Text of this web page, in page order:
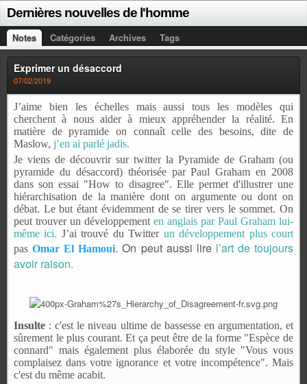
Dernières nouvelles de l'homme
Notes Catégories Archives Tags
Exprimer un désaccord
07/02/2019
J’aime bien les échelles mais aussi tous les modèles qui
cherchent à nous aider à mieux appréhender la réalité. En
matière de pyramide on connaît celle des besoins, dite de
Maslow, j’en ai parlé jadis.
Je viens de découvrir sur twitter la Pyramide de Graham (ou
pyramide du désaccord) théorisée par Paul Graham en 2008
dans son essai "How to disagree". Elle permet d'illustrer une
hiérarchisation de la manière dont on argumente ou dont on
débat. Le but étant évidemment de se tirer vers le sommet. On
peut trouver un développement en anglais par Paul Graham lui-
même ici. J’ai trouvé du Twitter un développement plus court
pasOmar El Hamoui. On peut aussi lire l’art de toujours
avoir raison.
Insulte : c'est le niveau ultime de bassesse en argumentation, et
sûrement le plus courant. Et ça peut être de la forme "Espèce de
connard" mais également plus élaborée du style "Vous vous
complaisez dans votre ignorance et votre incompétence". Mais
c'est du même acabit.